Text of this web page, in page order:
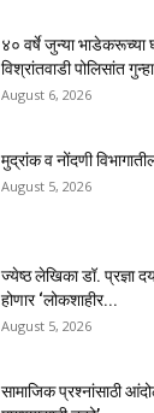
४० वर्षे जुन्या भाडेकरूच्या
विश्रांतवाडी पोलिसांत
August 6, 2026
मुद्रांक व नोंदणी
August 5, 2026
ज्येष्ठ लेखिका डॉ. प्रज्ञा
होणार ‘लोकशाहीर...
August 5, 2026
सामाजिक प्रश्नांसाठी